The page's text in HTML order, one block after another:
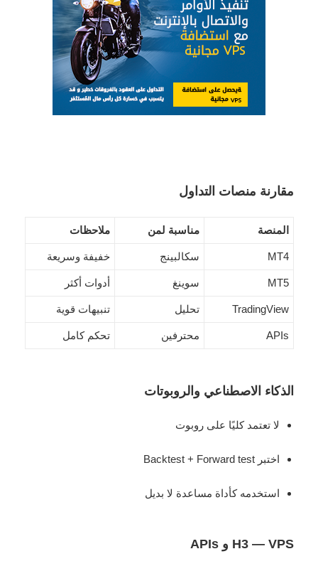
مقارنة منصات التداول
المنصة مناسبة لمن ملاحظات
MT4 سكالبينج خفيفة وسريعة
MT5 سوينغ أدوات أكثر
TradingView تحليل تنبيهات قوية
APIs محترفين تحكم كامل
الذكاء الاصطناعي والروبوتات
لا تعتمد كليًا على روبوت
اختبر Backtest + Forward test
استخدمه كأداة مساعدة لا بديل
H3 — VPS و APIs